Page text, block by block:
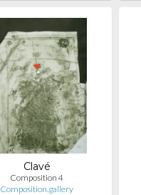
Clavé
Composition 4
Composition.gallery